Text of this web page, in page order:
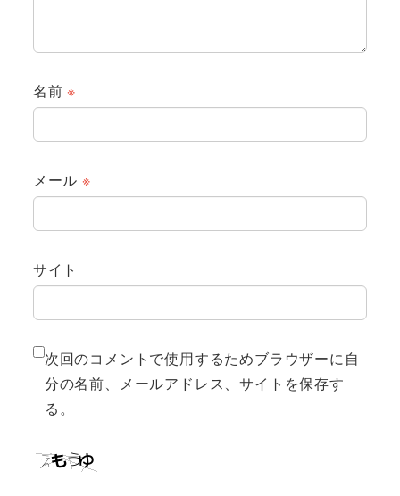
名前※
メール ※
サイト
次回のコメントで使用するためブラウザーに自
分の名前、メールアドレス、サイトを保存す
る。